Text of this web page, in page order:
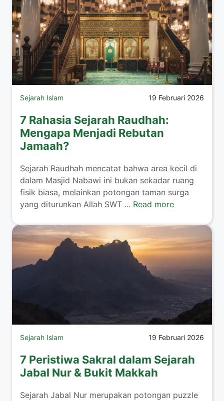
Sejarah Islam 19 Februari 2026
7 Rahasia Sejarah Raudhah:
Mengapa Menjadi Rebutan
Jamaah?
Sejarah Raudhah mencatat bahwa area kecil di
dalam Masjid Nabawi ini bukan sekadar ruang
fisik biasa, melainkan potongan taman surga
yang diturunkan Allah SWT ... Read more
Sejarah Islam 19 Februari 2026
7 Peristiwa Sakral dalam Sejarah
Jabal Nur & Bukit Makkah
Sejarah Jabal Nur merupakan potongan puzzle